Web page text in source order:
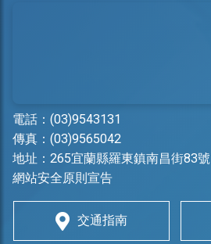
電話： (03)9543131
傳真：(03)9565042
地址： 265宜蘭縣羅東鎮南昌街83號
網站安全原則宣告
交通指南